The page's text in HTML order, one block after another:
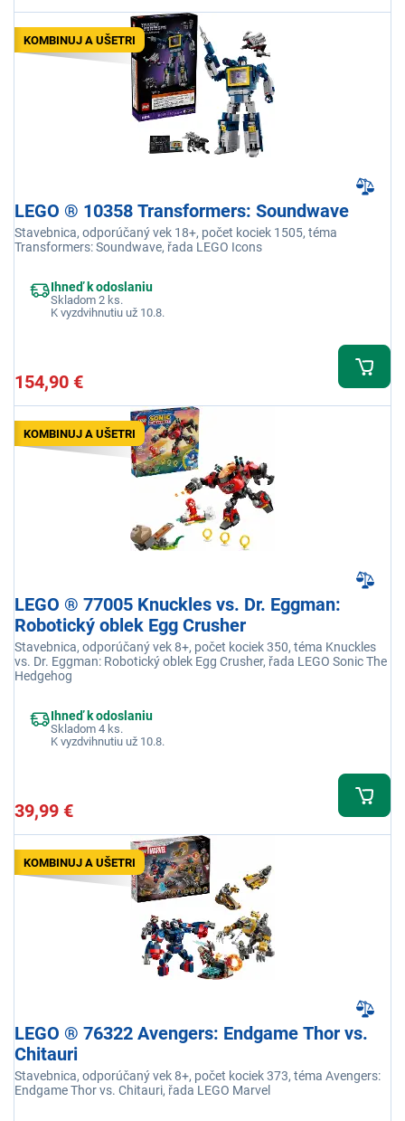
KOMBINUJ A UŠETRI
LEGO ® 10358 Transformers: Soundwave
Stavebnica, odporúčaný vek 18+, počet kociek 1505, téma
Transformers: Soundwave, řada LEGO Icons
Ihneď k odoslaniu
Skladom 2 ks.
K vyzdvihnutiu už 10.8.
154,90 €
KOMBINUJ A UŠETRI
LEGO ® 77005 Knuckles vs. Dr. Eggman:
Robotický oblek Egg Crusher
Stavebnica, odporúčaný vek 8+, počet kociek 350, téma Knuckles
vs. Dr. Eggman: Robotický oblek Egg Crusher, řada LEGO Sonic The
Hedgehog
Ihneď k odoslaniu
Skladom 4 ks.
K vyzdvihnutiu už 10.8.
39,99 €
KOMBINUJ A UŠETRI
LEGO ® 76322 Avengers: Endgame Thor vs.
Chitauri
Stavebnica, odporúčaný vek 8+, počet kociek 373, téma Avengers:
Endgame Thor vs. Chitauri, řada LEGO Marvel